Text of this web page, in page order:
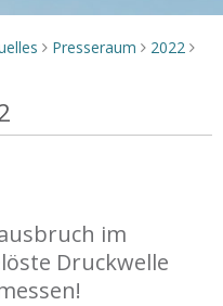
> Presseraum > 2022 >
im
Druckwelle